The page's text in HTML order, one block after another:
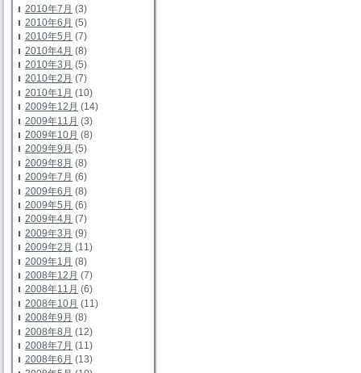
2010年7月 (3)
2010年6月 (5)
2010年5月 (7)
2010年4月 (8)
2010年3月 (5)
2010年2月 (7)
2010年1月 (10)
2009年12月 (14)
2009年11月 (3)
2009年10月 (8)
2009年9月 (5)
2009年8月 (8)
2009年7月 (6)
2009年6月 (8)
2009年5月 (6)
2009年4月 (7)
2009年3月 (9)
2009年2月 (11)
2009年1月 (8)
2008年12月 (7)
2008年11月 (6)
2008年10月 (11)
2008年9月 (8)
2008年8月 (12)
2008年7月 (11)
2008年6月 (13)